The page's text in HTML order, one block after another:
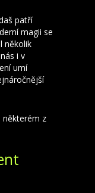
patří
magii se
několik
i v
umí
některém z